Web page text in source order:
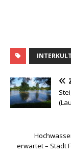
erwartet – Stadt